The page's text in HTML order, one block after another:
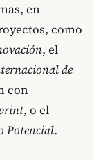
en
como
, el
de
con
, o el
Potencial.